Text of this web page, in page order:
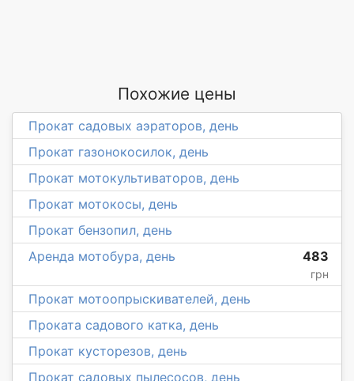
Похожие цены
Прокат садовых аэраторов, день
Прокат газонокосилок, день
Прокат мотокультиваторов, день
Прокат мотокосы, день
Прокат бензопил, день
Аренда мотобура, день
483
грн
Прокат мотоопрыскивателей, день
Проката садового катка, день
Прокат кусторезов, день
Прокат садовых пылесосов, день